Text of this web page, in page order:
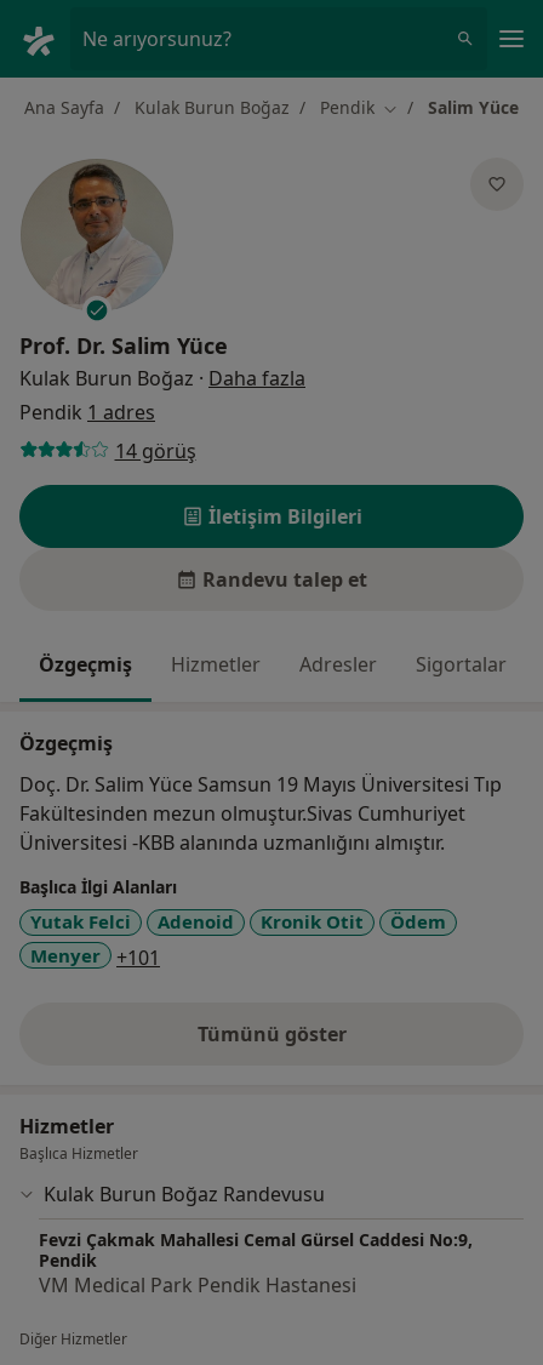
Ne arıyorsunuz?
Ana Sayfa Kulak Burun Boğaz Pendik Şehir değiştir
Salim Yüce
Prof. Dr. Salim Yüce
Kulak Burun Boğaz · Daha fazla
Pendik 1 adres
14 görüş
İletişim Bilgileri
Randevu talep et
Özgeçmiş Hizmetler Adresler Sigortalar
Özgeçmiş
Doç. Dr. Salim Yüce Samsun 19 Mayıs Üniversitesi Tıp
Fakültesinden mezun olmuştur.Sivas Cumhuriyet
Üniversitesi -KBB alanında uzmanlığını almıştır.
Başlıca İlgi Alanları
Yutak Felci Adenoid Kronik Otit
Ödem
Menyer
+101
Tümünü gösterdeneyim hakkında
Hizmetler
Başlıca Hizmetler
Kulak Burun Boğaz Randevusu
Fevzi Çakmak Mahallesi Cemal Gürsel Caddesi No:9,
Pendik
VM Medical Park Pendik Hastanesi
Diğer Hizmetler